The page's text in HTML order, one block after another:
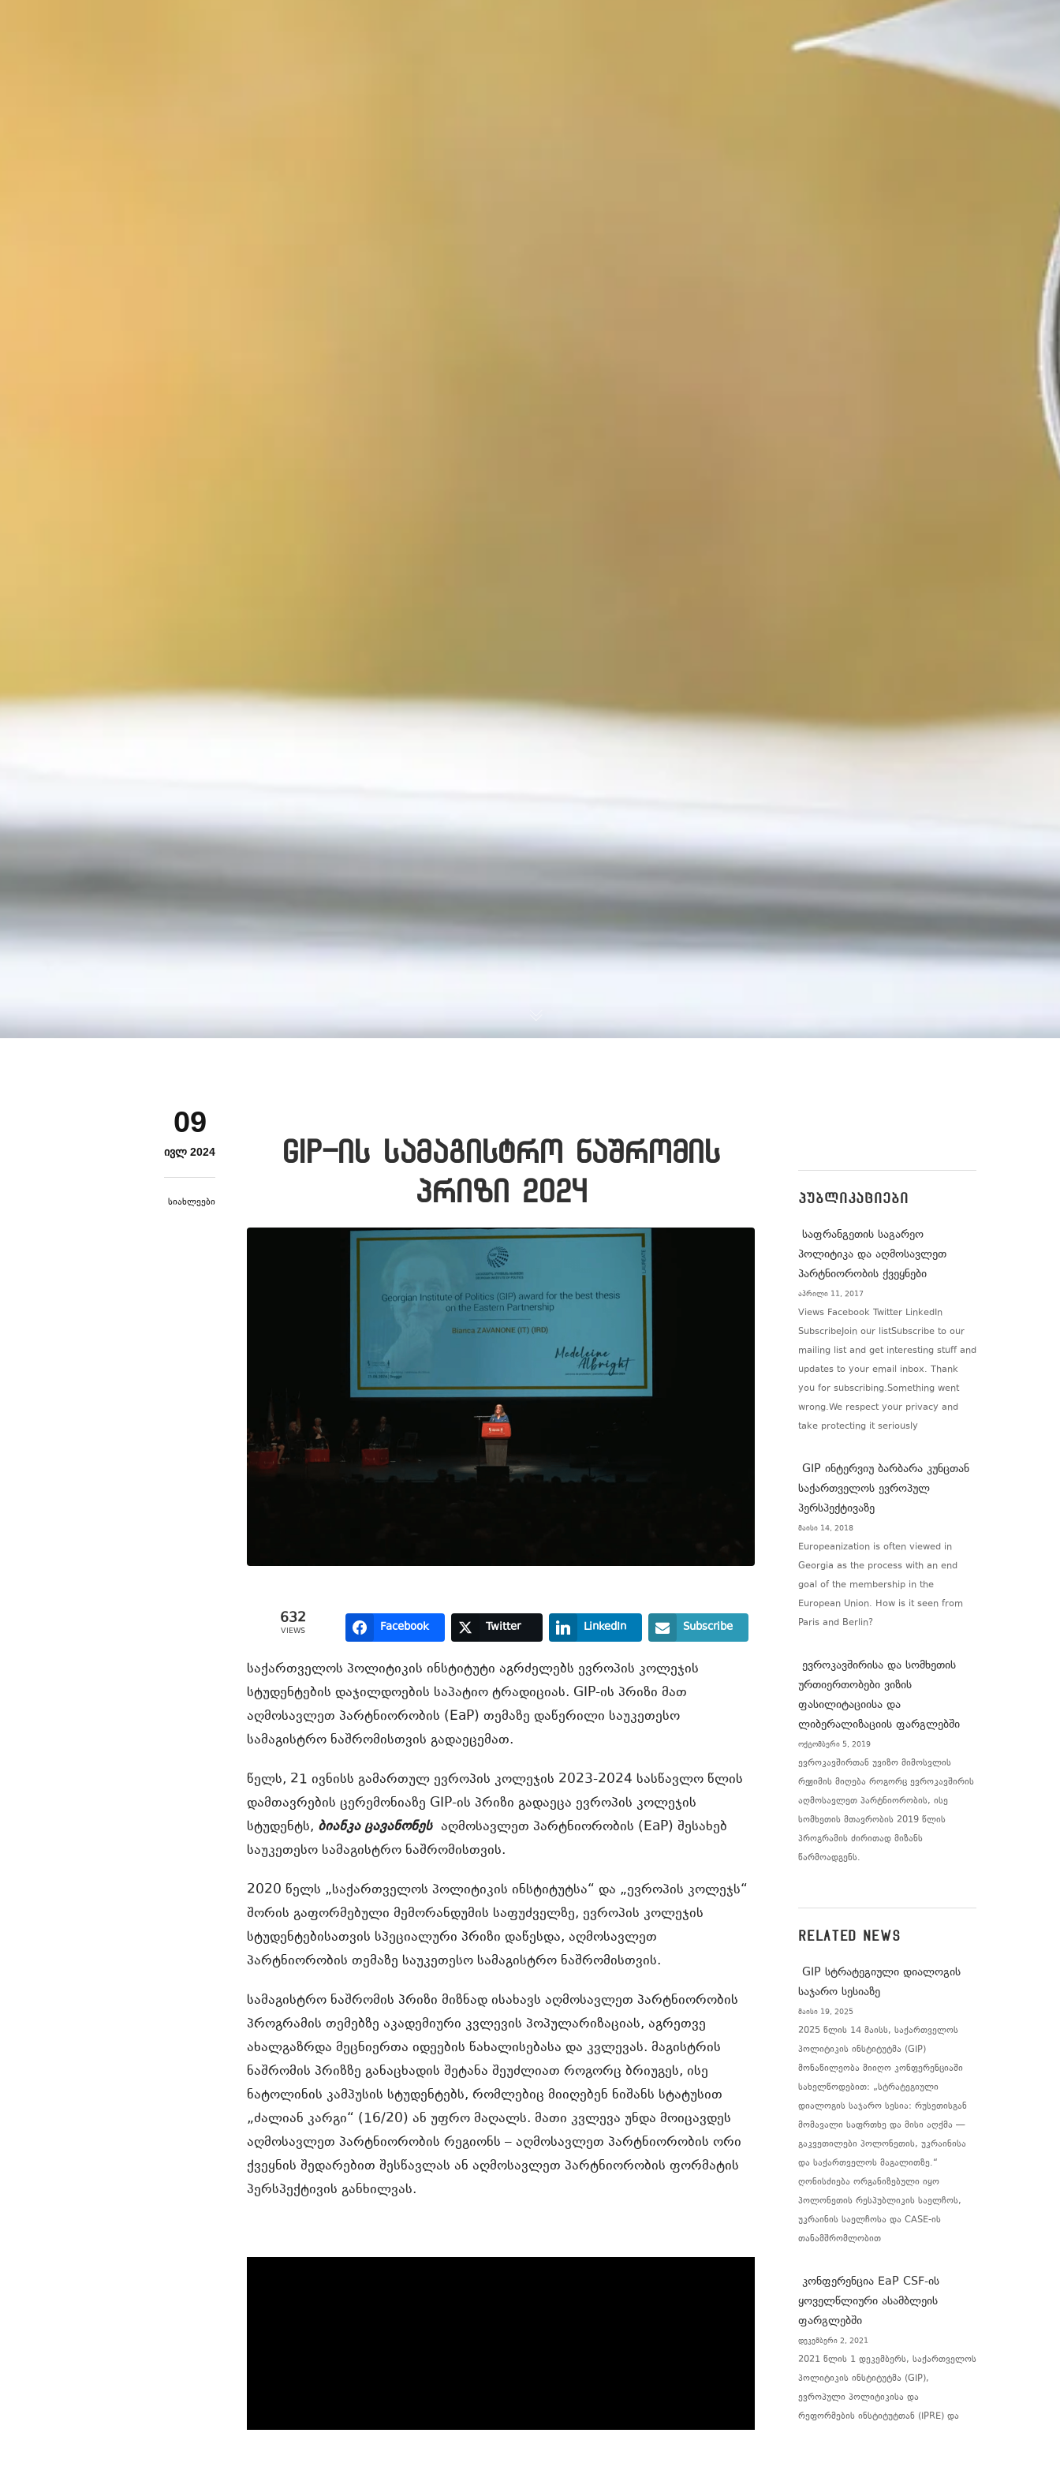
09
ᲘᲕᲚ 2024
Სიახლეები
GIP-ის სამაგისტრო ნაშრომის
პრიზი 2024
632
VIEWS Facebook Twitter LinkedIn Subscribe
საქართველოს პოლიტიკის ინსტიტუტი აგრძელებს ევროპის კოლეჯის
სტუდენტების დაჯილდოების საპატიო ტრადიციას. GIP-ის პრიზი მათ
აღმოსავლეთ პარტნიორობის (EaP) თემაზე დაწერილი საუკეთესო
სამაგისტრო ნაშრომისთვის გადაეცემათ.
წელს, 21 ივნისს გამართულ ევროპის კოლეჯის 2023-2024 სასწავლო წლის
დამთავრების ცერემონიაზე GIP-ის პრიზი გადაეცა ევროპის კოლეჯის
სტუდენტს, ბიანკა ცავანონესაღმოსავლეთ პარტნიორობის (EaP) შესახებ
საუკეთესო სამაგისტრო ნაშრომისთვის.
2020 წელს „საქართველოს პოლიტიკის ინსტიტუტსა“ და „ევროპის კოლეჯს“
შორის გაფორმებული მემორანდუმის საფუძველზე, ევროპის კოლეჯის
სტუდენტებისათვის სპეციალური პრიზი დაწესდა, აღმოსავლეთ
პარტნიორობის თემაზე საუკეთესო სამაგისტრო ნაშრომისთვის.
სამაგისტრო ნაშრომის პრიზი მიზნად ისახავს აღმოსავლეთ პარტნიორობის
პროგრამის თემებზე აკადემიური კვლევის პოპულარიზაციას, აგრეთვე
ახალგაზრდა მეცნიერთა იდეების წახალისებასა და კვლევას. მაგისტრის
ნაშრომის პრიზზე განაცხადის შეტანა შეუძლიათ როგორც ბრიუგეს, ისე
ნატოლინის კამპუსის სტუდენტებს, რომლებიც მიიღებენ ნიშანს სტატუსით
„ძალიან კარგი“ (16/20) ან უფრო მაღალს. მათი კვლევა უნდა მოიცავდეს
აღმოსავლეთ პარტნიორობის რეგიონს – აღმოსავლეთ პარტნიორობის ორი
ქვეყნის შედარებით შესწავლას ან აღმოსავლეთ პარტნიორობის ფორმატის
პერსპექტივის განხილვას.
ᲞᲣᲑᲚᲘᲙᲐᲪᲘᲔᲑᲘ
საფრანგეთის საგარეო
პოლიტიკა და აღმოსავლეთ
პარტნიორობის ქვეყნები
აპრილი 11, 2017
Views Facebook Twitter LinkedIn
SubscribeJoin our listSubscribe to our
mailing list and get interesting stuff and
updates to your email inbox. Thank
you for subscribing.Something went
wrong.We respect your privacy and
take protecting it seriously
GIP ინტერვიუ ბარბარა კუნცთან
საქართველოს ევროპულ
პერსპექტივაზე
მაისი 14, 2018
Europeanization is often viewed in
Georgia as the process with an end
goal of the membership in the
European Union. How is it seen from
Paris and Berlin?
ევროკავშირისა და სომხეთის
ურთიერთობები ვიზის
ფასილიტაციისა და
ლიბერალიზაციის ფარგლებში
ოქტომბერი 5, 2019
ევროკავშირთან უვიზო მიმოსვლის
რეჟიმის მიღება როგორც ევროკავშირის
აღმოსავლეთ პარტნიორობის, ისე
სომხეთის მთავრობის 2019 წლის
პროგრამის ძირითად მიზანს
წარმოადგენს.
RELATED NEWS
GIP სტრატეგიული დიალოგის
საჯარო სესიაზე
მაისი 19, 2025
2025 წლის 14 მაისს, საქართველოს
პოლიტიკის ინსტიტუტმა (GIP)
მონაწილეობა მიიღო კონფერენციაში
სახელწოდებით: „სტრატეგიული
დიალოგის საჯარო სესია: რუსეთისგან
მომავალი საფრთხე და მისი აღქმა —
გაკვეთილები პოლონეთის, უკრაინისა
და საქართველოს მაგალითზე.“
ღონისძიება ორგანიზებული იყო
პოლონეთის რესპუბლიკის საელჩოს,
უკრაინის საელჩოსა და CASE-ის
თანამშრომლობით
კონფერენცია EaP CSF-ის
ყოველწლიური ასამბლეის
ფარგლებში
დეკემბერი 2, 2021
2021 წლის 1 დეკემბერს, საქართველოს
პოლიტიკის ინსტიტუტმა (GIP),
ევროპული პოლიტიკისა და
რეფორმების ინსტიტუტთან (IPRE) და